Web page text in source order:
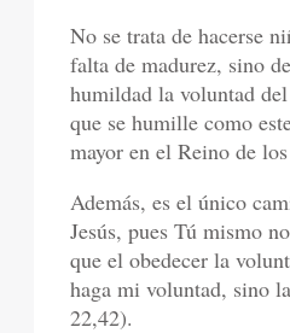
No se trata de hacerse
falta de madurez, sino
humildad la voluntad
que se humille como
mayor en el Reino de
Además, es el único
Jesús, pues Tú mismo
que el obedecer la
haga mi voluntad, sino
22,42).